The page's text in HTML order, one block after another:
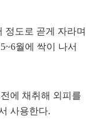
정도로 곧게 자라며
월에 싹이 나서
에 채취해 외피를
사용한다.